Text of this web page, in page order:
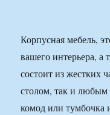
Корпусная мебель,
вашего интерьера,
состоит из жестких
столом, так и
комод или тумбочка